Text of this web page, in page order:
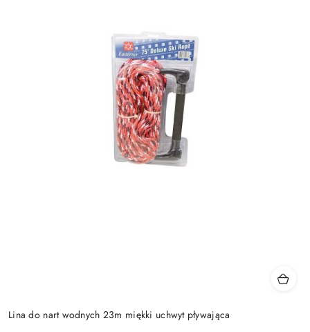
Lina do nart wodnych 23m miękki uchwyt pływająca